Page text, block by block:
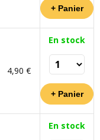
4,90 €
En stock
En stock